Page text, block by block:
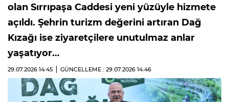
olan Sırrıpaşa Caddesi yeni yüzüyle hizmete
açıldı. Şehrin turizm değerini artıran Dağ
Kızağı ise ziyaretçilere unutulmaz anlar
yaşatıyor…
29.07.2026 14:45 GÜNCELLEME : 29.07.2026 14:46